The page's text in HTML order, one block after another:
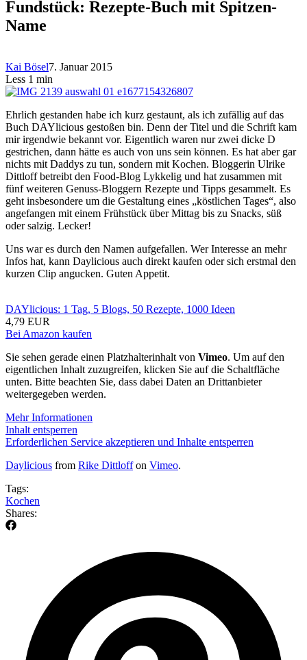
Fundstück: Rezepte-Buch mit Spitzen-
Name
Kai Bösel7. Januar 2015
Less 1 min
Ehrlich gestanden habe ich kurz gestaunt, als ich zufällig auf das
Buch DAYlicious gestoßen bin. Denn der Titel und die Schrift kam
mir irgendwie bekannt vor. Eigentlich waren nur zwei dicke D
gestrichen, dann hätte es auch von uns sein können. Es hat aber gar
nichts mit Daddys zu tun, sondern mit Kochen. Bloggerin Ulrike
Dittloff betreibt den Food-Blog Lykkelig und hat zusammen mit
fünf weiteren Genuss-Bloggern Rezepte und Tipps gesammelt. Es
geht insbesondere um die Gestaltung eines „köstlichen Tages“, also
angefangen mit einem Frühstück über Mittag bis zu Snacks, süß
oder salzig. Lecker!
Uns war es durch den Namen aufgefallen. Wer Interesse an mehr
Infos hat, kann Daylicious auch direkt kaufen oder sich erstmal den
kurzen Clip angucken. Guten Appetit.
DAYlicious: 1 Tag, 5 Blogs, 50 Rezepte, 1000 Ideen
4,79 EUR
Bei Amazon kaufen
Sie sehen gerade einen Platzhalterinhalt von Vimeo. Um auf den
eigentlichen Inhalt zuzugreifen, klicken Sie auf die Schaltfläche
unten. Bitte beachten Sie, dass dabei Daten an Drittanbieter
weitergegeben werden.
Mehr Informationen
Inhalt entsperren
Erforderlichen Service akzeptieren und Inhalte entsperren
Daylicious from Rike Dittloffon Vimeo.
Tags:
Kochen
Shares: